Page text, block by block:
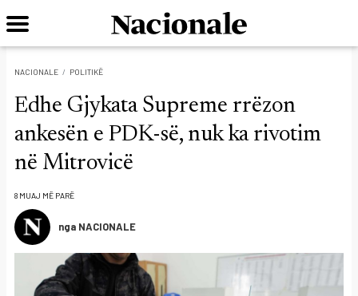
NACIONALE POLITIKË
Edhe Gjykata Supreme rrëzon
ankesën e PDK-së, nuk ka rivotim
në Mitrovicë
8 MUAJ MË PARË
nga NACIONALE